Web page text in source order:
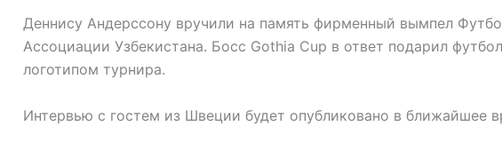
Деннису Андерссону вручили на память фирменный вымпел
Ассоциации Узбекистана. Босс Gothia Cup в ответ подарил
логотипом турнира.
Интервью с гостем из Швеции будет опубликовано в ближайшее